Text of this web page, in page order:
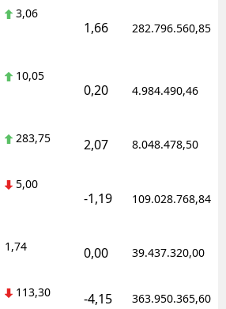
3,06
1,66 282.796.560,85
10,05
0,20 4.984.490,46
283,75 2,07 8.048.478,50
5,00
-1,19 109.028.768,84
1,74 0,00 39.437.320,00
113,30 -4,15 363.950.365,60